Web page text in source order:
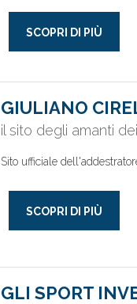
SCOPRI DI PIÙ
GIULIANO
il sito degli amanti
Sito ufficiale
SCOPRI DI PIÙ
GLI SPORT